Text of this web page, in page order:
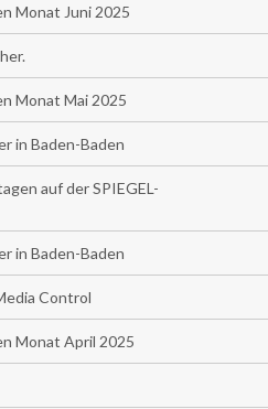
Monat Juni 2025
Monat Mai 2025
in Baden-Baden
auf der SPIEGEL-
in Baden-Baden
Control
Monat April 2025